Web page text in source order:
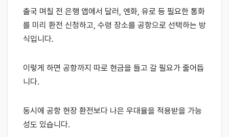
출국 며칠 전 은행 앱에서 달러, 엔화, 유로 등 필요한 통화
를 미리 환전 신청하고, 수령 장소를 공항으로 선택하는 방
식입니다.
이렇게 하면 공항까지 따로 현금을 들고 갈 필요가 줄어듭
니다.
동시에 공항 현장 환전보다 나은 우대율을 적용받을 가능
성도 있습니다.